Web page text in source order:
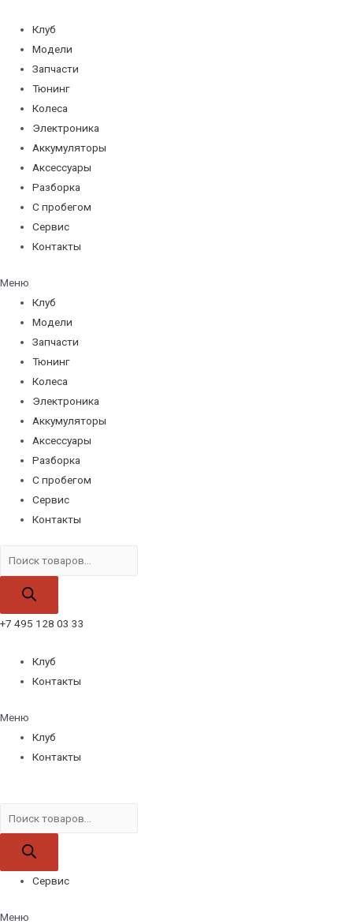
содержимому
Клуб
Модели
Запчасти
Тюнинг
Колеса
Электроника
Аккумуляторы
Аксессуары
Разборка
С пробегом
Сервис
Контакты
Меню
Клуб
Модели
Запчасти
Тюнинг
Колеса
Электроника
Аккумуляторы
Аксессуары
Разборка
С пробегом
Сервис
Контакты
товаров
+7 495 128 03 33
Клуб
Контакты
Меню
Клуб
Контакты
товаров
Сервис
Меню